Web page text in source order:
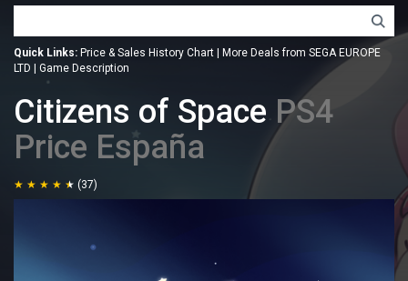
Quick Links: Price & Sales History Chart
More Deals from SEGA EUROPE
LTD
Game Description
Citizens of SpacePS4
Price España
(37)